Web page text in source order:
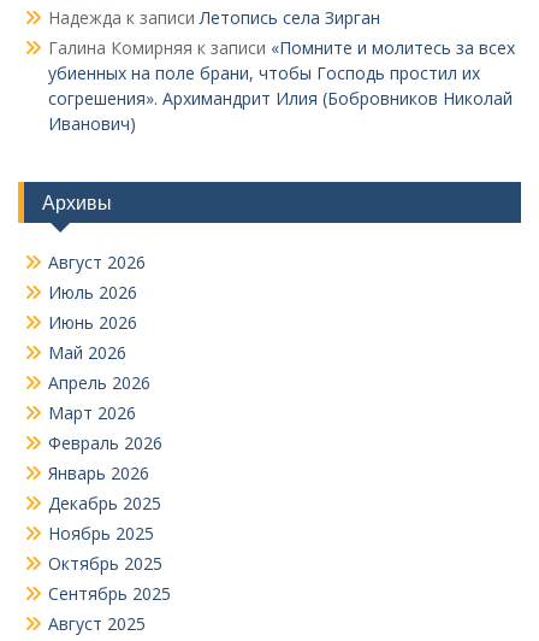
Надежда к записиЛетопись села Зирган
Галина Комирняя к записи «Помните и молитесь за всех
убиенных на поле брани, чтобы Господь простил их
согрешения». Архимандрит Илия (Бобровников Николай
Иванович)
Архивы
Август 2026
Июль 2026
Июнь 2026
Май 2026
Апрель 2026
Март 2026
Февраль 2026
Январь 2026
Декабрь 2025
Ноябрь 2025
Октябрь 2025
Сентябрь 2025
Август 2025